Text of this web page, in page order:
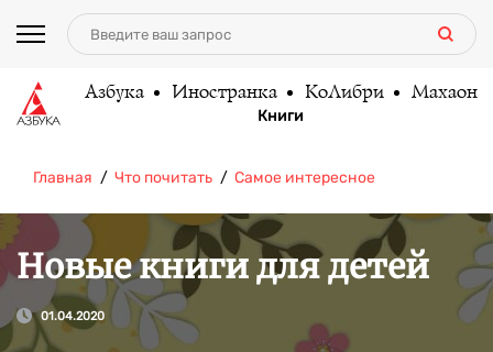
Азбука Иностранка КоЛибри Махаон
Книги
Главная Что почитать Самое интересное
Новые книги для детей
01.04.2020